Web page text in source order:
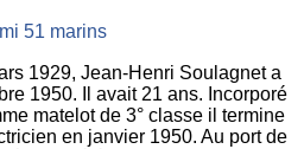
51 marins
1929, Jean-Henri Soulagnet a
1950. Il avait 21 ans. Incorporé
matelot de 3° classe il termine
en janvier 1950. Au port de